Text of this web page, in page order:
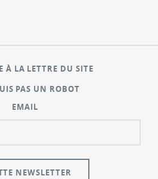
À LA LETTRE DU SITE
PAS UN ROBOT
EMAIL